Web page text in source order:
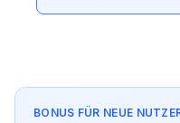
BONUS FÜR NEUE